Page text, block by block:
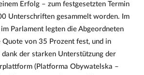
Erfolg – zum festgesetzten Termin
Unterschriften gesammelt worden. Im
Parlament legten die Abgeordneten
von 35 Prozent fest, und in
der starken Unterstützung der
(Platforma Obywatelska –